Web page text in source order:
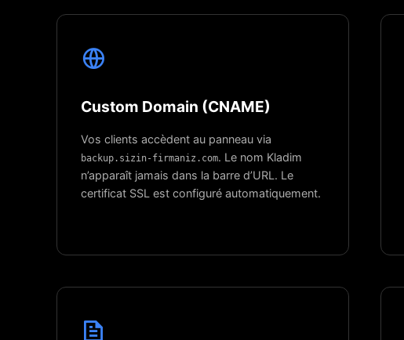
Custom Domain (CNAME)
Vos clients accèdent au panneau via
backup.sizin-firmaniz.com. Le nom Kladim
n’apparaît jamais dans la barre d’URL. Le
certificat SSL est configuré automatiquement.